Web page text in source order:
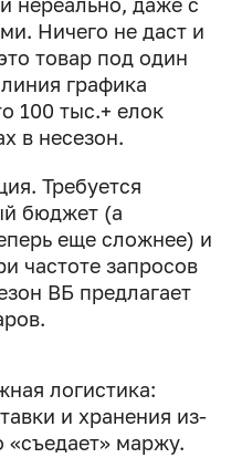
нереально, даже с
Ничего не даст и
товар под один
графика
100 тыс.+ елок
в несезон.
Требуется
бюджет (а
еще сложнее) и
частоте запросов
ВБ предлагает
логистика:
и хранения из-
«съедает» маржу.